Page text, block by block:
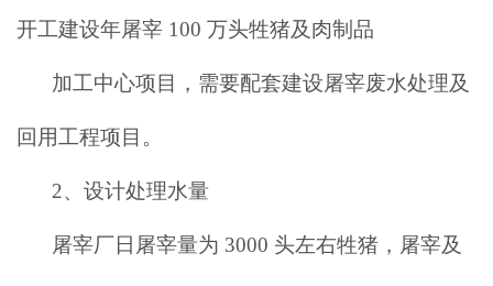
开工建设年屠宰 100 万头牲猪及肉制品
加工中心项目，需要配套建设屠宰废水处理及
回用工程项目。
2、设计处理水量
屠宰厂日屠宰量为 3000 头左右牲猪，屠宰及